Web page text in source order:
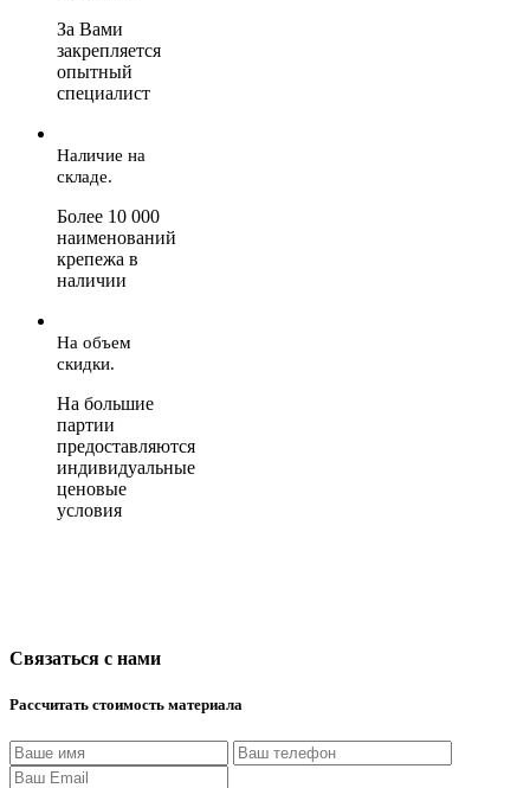
За Вами
закрепляется
опытный
специалист
Наличие на
складе.
Более 10 000
наименований
крепежа в
наличии
На объем
скидки.
На большие
партии
предоставляются
индивидуальные
ценовые
условия
Связаться с нами
Рассчитать стоимость материала